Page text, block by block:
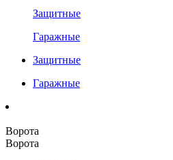
Защитные
Гаражные
Защитные
Гаражные
Ворота
Ворота